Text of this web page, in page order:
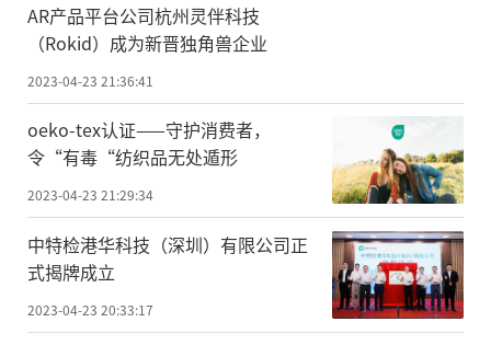
AR产品平台公司杭州灵伴科技
（Rokid）成为新晋独角兽企业
2023-04-23 21:36:41
oeko-tex认证——守护消费者，
令“有毒“纺织品无处遁形
2023-04-23 21:29:34
中特检港华科技（深圳）有限公司正
式揭牌成立
2023-04-23 20:33:17